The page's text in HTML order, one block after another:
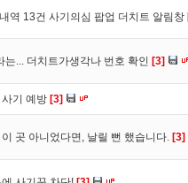
역 13건 사기의심 팝업 더치트 알림창
... 더치트가생각나 번호 확인 [3]
기 예방 [3]
곳 아니었다면, 날릴 뻔 했습니다. [3]